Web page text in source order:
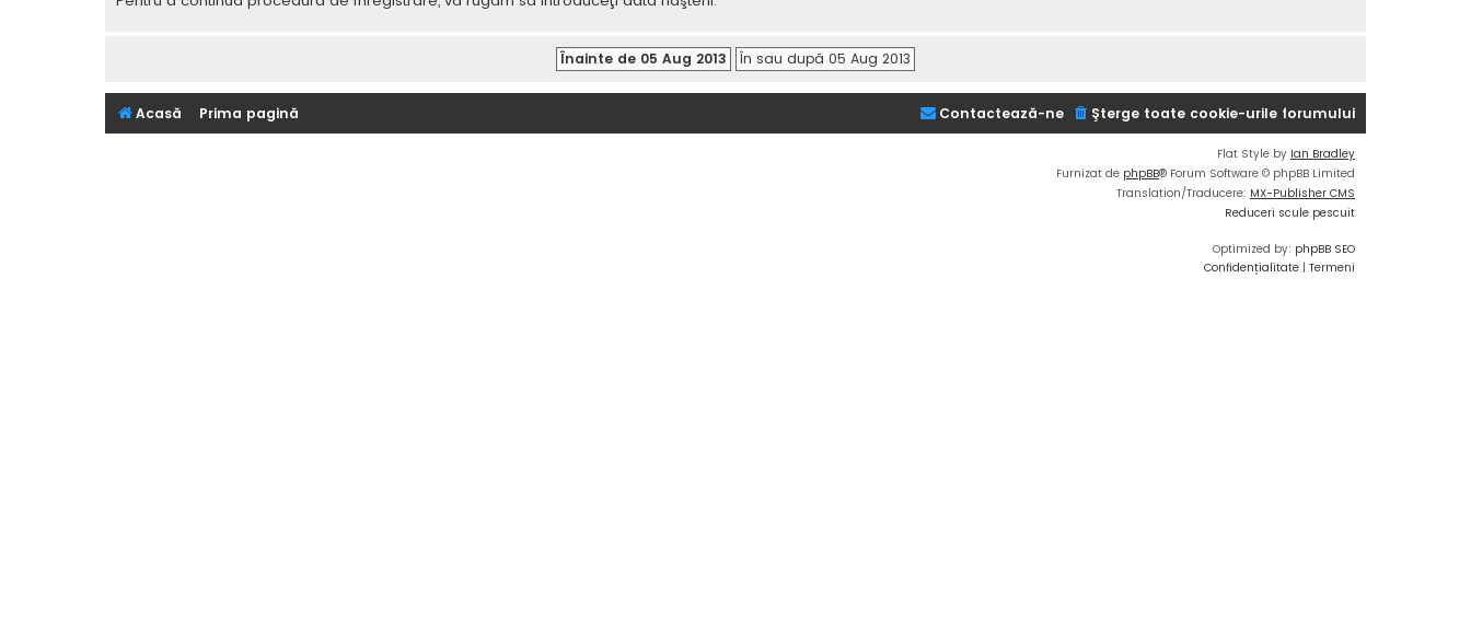
Acasă Prima pagină Şterge toate cookie-urile forumului
Contactează-ne
Flat Style by Ian Bradley
Furnizat de phpBB® Forum Software © phpBB Limited
Translation/Traducere: MX-Publisher CMS
Reduceri scule pescuit
Optimized by: phpBB SEO
Confidențialitate | Termeni